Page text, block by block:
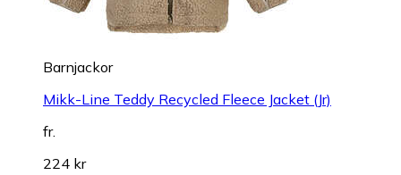
Barnjackor
Mikk-Line Teddy Recycled Fleece Jacket (Jr)
fr.
224 kr